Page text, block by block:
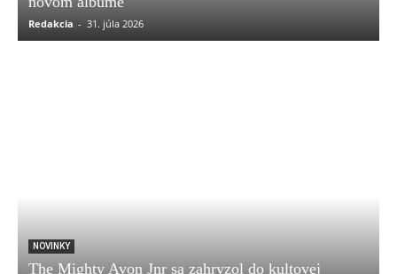
Redakcia - 31. júla 2026
NOVINKY
The Mighty Avon Jnr sa zahryzol do kultovej